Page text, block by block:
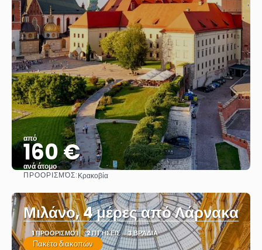
από
160 €
ανά άτομο
ΠΡΟΟΡΙΣΜΌΣ:Κρακοβία
Μιλάνο, 4 μέρες από Λάρνακα
1 ΠΡΟΟΡΙΣΜΟΊ 2 ΠΤΉΣΕΙΣ 3 ΒΡΆΔΙΑ
Πακέτο διακοπών